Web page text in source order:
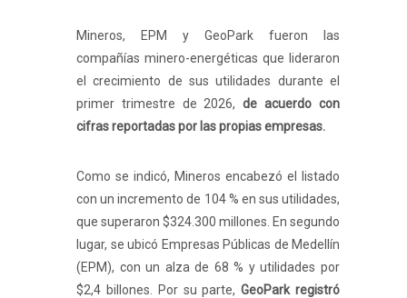
Mineros, EPM y GeoPark fueron las
compañías minero-energéticas que lideraron
el crecimiento de sus utilidades durante el
primer trimestre de 2026, de acuerdo con
cifras reportadas por las propias empresas.
Como se indicó, Mineros encabezó el listado
con un incremento de 104 % en sus utilidades,
que superaron $324.300 millones. En segundo
lugar, se ubicó Empresas Públicas de Medellín
(EPM), con un alza de 68 % y utilidades por
$2,4 billones. Por su parte, GeoPark registró